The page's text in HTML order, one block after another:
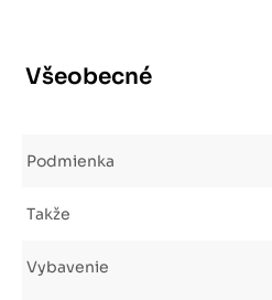
Všeobecné
Podmienka
Takže
Vybavenie